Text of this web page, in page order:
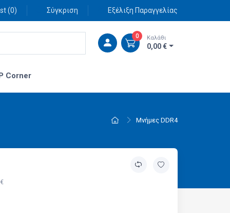
(0) Σύγκριση Εξέλιξη Παραγγελίας
0 Καλάθι
0,00 €
Corner
Μνήμες DDR4